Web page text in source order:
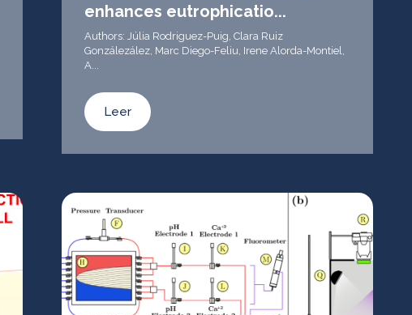
enhances eutrophicatio...
Authors: Júlia Rodriguez-Puig, Clara Ruiz
Gonzálezález, Marc Diego-Feliu, Irene Alorda-Montiel,
A...
Leer